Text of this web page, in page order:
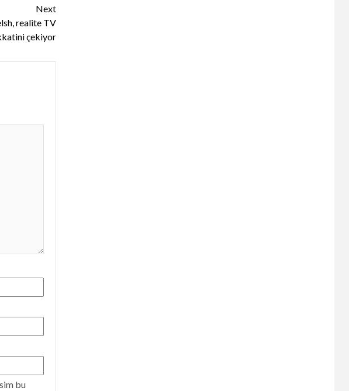
Next
realite TV
çekiyor
bu